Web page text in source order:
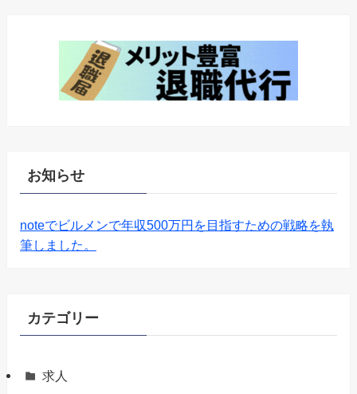
お知らせ
noteでビルメンで年収500万円を目指すための戦略を執
筆しました。
カテゴリー
求人